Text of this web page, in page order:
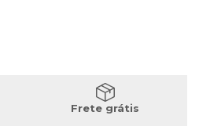
Frete grátis